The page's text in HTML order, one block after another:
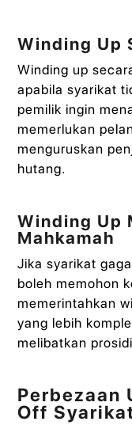
Winding Up
Winding up
apabila syarikat
pemilik ingin
memerlukan
menguruskan
hutang.
Winding Up
Mahkamah
Jika syarikat
boleh memohon
memerintahkan
yang lebih
melibatkan
Perbezaan
Off